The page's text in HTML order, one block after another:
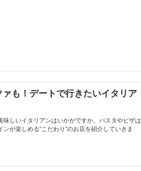
ァも！デートで行きたいイタリア
しいイタリアンはいかがですか。パスタやピザは
が楽しめる“こだわり”のお店を紹介していきま